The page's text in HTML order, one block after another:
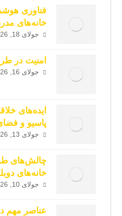
فناوری
خانه‌های
جولای 18, 2026
امنیت در
جولای 16, 2026
ایده‌های
پاسیو و
جولای 13, 2026
چالش‌های
خانه‌های
جولای 10, 2026
عناصر مهم